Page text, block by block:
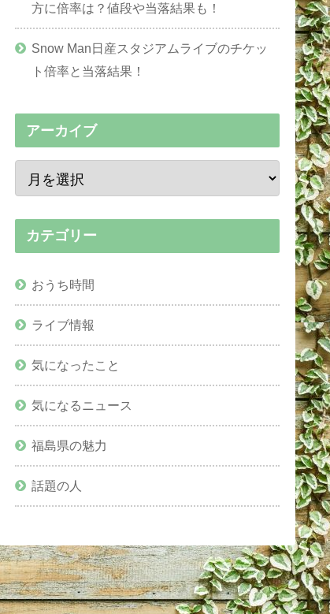
方に倍率は？値段や当落結果も！
Snow Man日産スタジアムライブのチケッ
ト倍率と当落結果！
アーカイブ
カテゴリー
おうち時間
ライブ情報
気になったこと
気になるニュース
福島県の魅力
話題の人